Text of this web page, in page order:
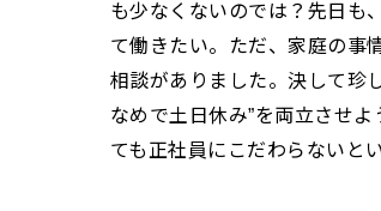
も少なくないのでは？先日も
て働きたい。ただ、家庭の事
相談がありました。決して珍
なめで土日休み”を両立させ
ても正社員にこだわらないと